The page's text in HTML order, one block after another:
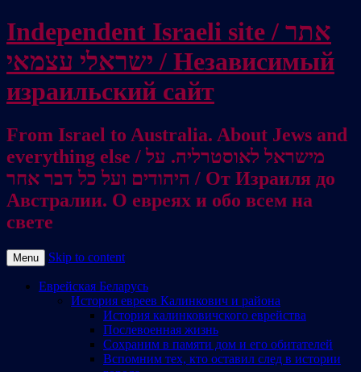
Independent Israeli site / אתר
ישראלי עצמאי / Независимый
израильский сайт
From Israel to Australia. About Jews and
everything else / מישראל לאוסטרליה. על
היהודים ועל כל דבר אחר / От Израиля до
Австралии. О евреях и обо всем на
свете
Menu Skip to content
Еврейская Беларусь
История евреев Калинкович и района
История калинковичского еврейства
Послевоенная жизнь
Сохраним в памяти дом и его обитателей
Вспомним тех, кто оставил след в истории